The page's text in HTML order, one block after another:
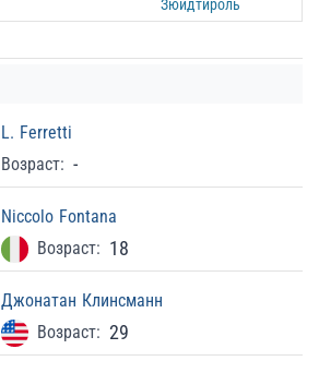
Зюйдтироль
L. Ferretti
Возраст: -
Niccolo Fontana
Возраст: 18
Джонатан Клинсманн
Возраст: 29